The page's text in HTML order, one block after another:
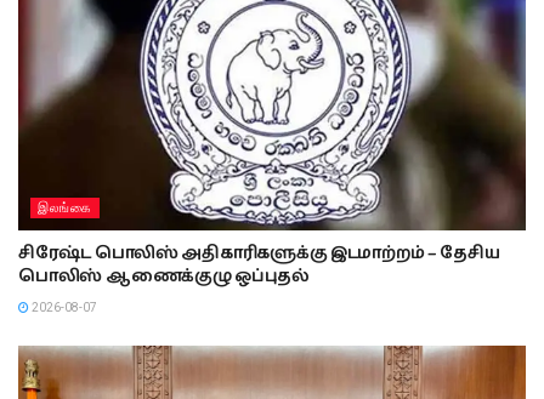
இலங்கை
சிரேஷ்ட பொலிஸ் அதிகாரிகளுக்கு இடமாற்றம் – தேசிய
பொலிஸ் ஆணைக்குழு ஒப்புதல்
2026-08-07